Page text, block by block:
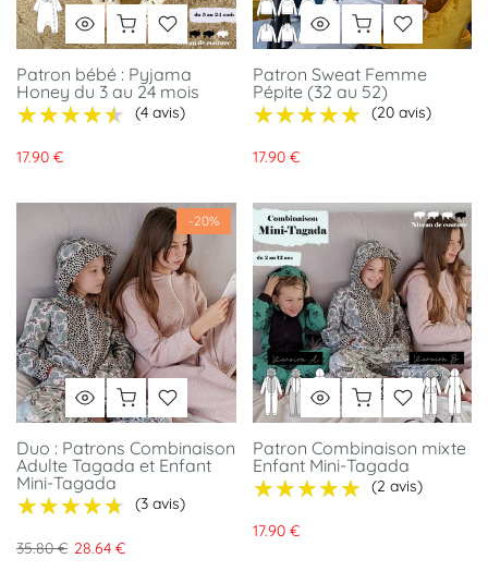
Patron bébé : Pyjama
Honey du 3 au 24 mois
★★★★★
★★★★★ (4 avis)
17.90 €
Patron Sweat Femme
Pépite (32 au 52)
★★★★★
★★★★★ (20 avis)
17.90 €
-20%
Duo : Patrons Combinaison
Adulte Tagada et Enfant
Mini-Tagada
★★★★★
★★★★★ (3 avis)
35.80 € 28.64 €
Patron Combinaison mixte
Enfant Mini-Tagada
★★★★★
★★★★★ (2 avis)
17.90 €